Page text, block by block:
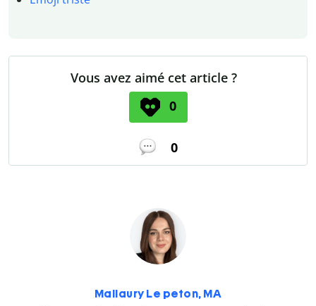
Vous avez aimé cet article ?
0
0
Mallaury Le peton, MA